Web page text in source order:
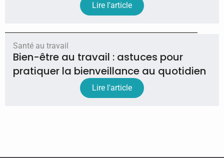
Lire l'article
Santé au travail
Bien-être au travail : astuces pour
pratiquer la bienveillance au quotidien
Lire l'article